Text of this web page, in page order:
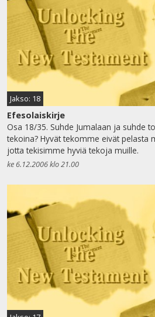
Jakso: 18
Efesolaiskirje
Osa 18/35. Suhde Jumalaan ja suhde
tekoina? Hyvät tekomme eivät pelasta
jotta tekisimme hyviä tekoja muille.
ke 6.12.2006 klo 21.00